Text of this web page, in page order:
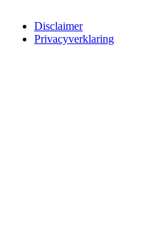
Disclaimer
Privacyverklaring